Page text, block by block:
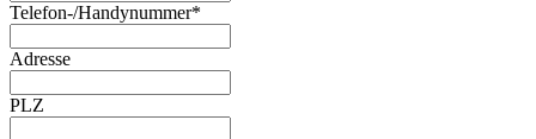
Telefon-/Handynummer*
Adresse
PLZ